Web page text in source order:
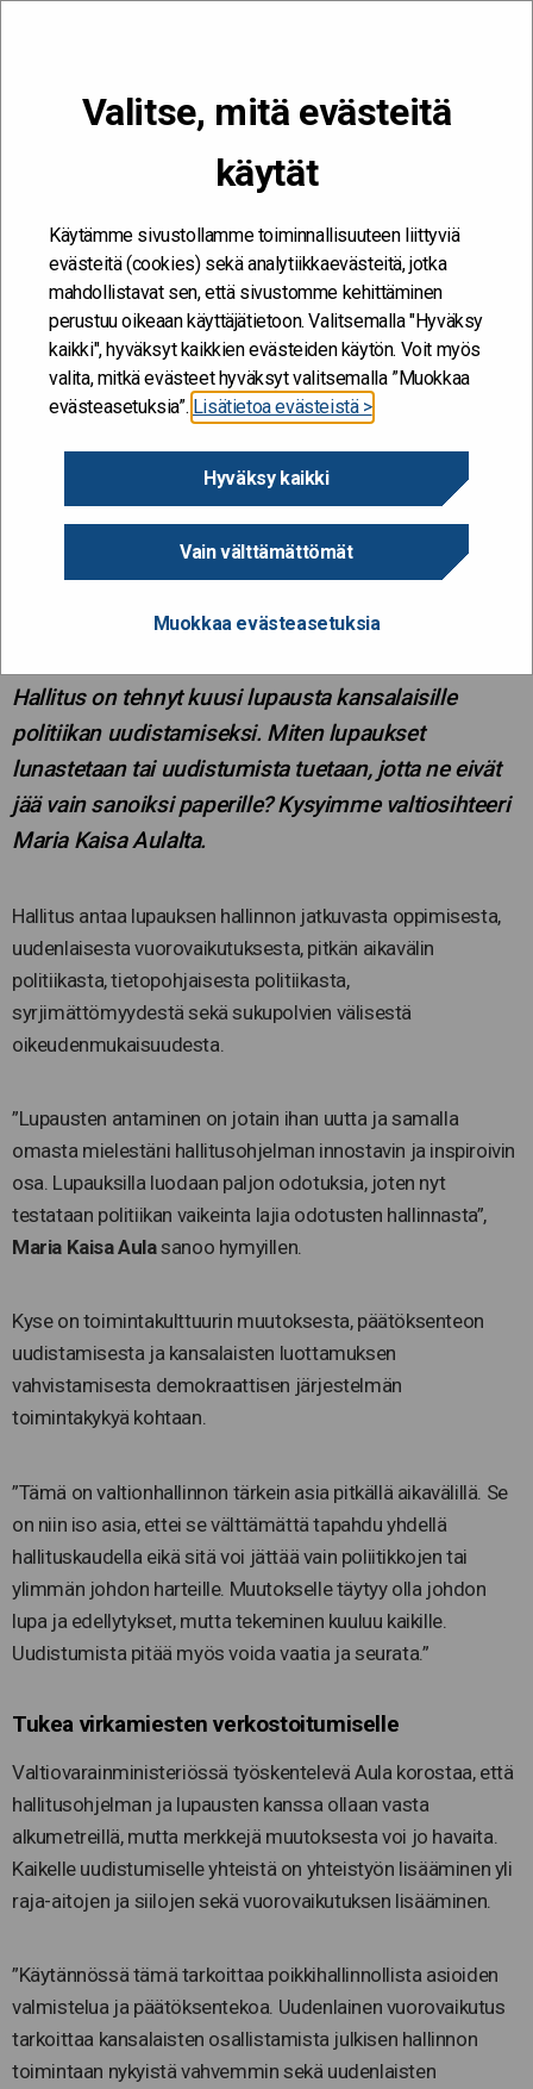
Valitse, mitä evästeitä
käytät
Käytämme sivustollamme toiminnallisuuteen liittyviä
evästeitä (cookies) sekä analytiikkaevästeitä, jotka
mahdollistavat sen, että sivustomme kehittäminen
perustuu oikeaan käyttäjätietoon. Valitsemalla "Hyväksy
kaikki", hyväksyt kaikkien evästeiden käytön. Voit myös
valita, mitkä evästeet hyväksyt valitsemalla ”Muokkaa
evästeasetuksia”. Lisätietoa evästeistä >
Hyväksy kaikki
Vain välttämättömät
Muokkaa evästeasetuksia
Kehitän ja kehityn #töissäSuomelle
Hallitus uudistaa politiikkaa kuudella
Hallitus uudistaa politiikkaa
kuudella lupauksella
Hallitus on tehnyt kuusi lupausta kansalaisille
politiikan uudistamiseksi. Miten lupaukset
lunastetaan tai uudistumista tuetaan, jotta ne eivät
jää vain sanoiksi paperille? Kysyimme valtiosihteeri
Maria Kaisa Aulalta.
Hallitus antaa lupauksen hallinnon jatkuvasta oppimisesta,
uudenlaisesta vuorovaikutuksesta, pitkän aikavälin
politiikasta, tietopohjaisesta politiikasta,
syrjimättömyydestä sekä sukupolvien välisestä
oikeudenmukaisuudesta.
”Lupausten antaminen on jotain ihan uutta ja samalla
omasta mielestäni hallitusohjelman innostavin ja inspiroivin
osa. Lupauksilla luodaan paljon odotuksia, joten nyt
testataan politiikan vaikeinta lajia odotusten hallinnasta”,
Maria Kaisa Aulasanoo hymyillen.
Kyse on toimintakulttuurin muutoksesta, päätöksenteon
uudistamisesta ja kansalaisten luottamuksen
vahvistamisesta demokraattisen järjestelmän
toimintakykyä kohtaan.
”Tämä on valtionhallinnon tärkein asia pitkällä aikavälillä. Se
on niin iso asia, ettei se välttämättä tapahdu yhdellä
hallituskaudella eikä sitä voi jättää vain poliitikkojen tai
ylimmän johdon harteille. Muutokselle täytyy olla johdon
lupa ja edellytykset, mutta tekeminen kuuluu kaikille.
Uudistumista pitää myös voida vaatia ja seurata.”
Tukea virkamiesten verkostoitumiselle
Valtiovarainministeriössä työskentelevä Aula korostaa, että
hallitusohjelman ja lupausten kanssa ollaan vasta
alkumetreillä, mutta merkkejä muutoksesta voi jo havaita.
Kaikelle uudistumiselle yhteistä on yhteistyön lisääminen yli
raja-aitojen ja siilojen sekä vuorovaikutuksen lisääminen.
”Käytännössä tämä tarkoittaa poikkihallinnollista asioiden
valmistelua ja päätöksentekoa. Uudenlainen vuorovaikutus
tarkoittaa kansalaisten osallistamista julkisen hallinnon
toimintaan nykyistä vahvemmin sekä uudenlaisten